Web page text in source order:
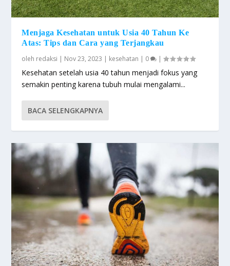
Menjaga Kesehatan untuk Usia 40 Tahun Ke
Atas: Tips dan Cara yang Terjangkau
oleh redaksi | Nov 23, 2023 | kesehatan | 0 |
Kesehatan setelah usia 40 tahun menjadi fokus yang
semakin penting karena tubuh mulai mengalami...
BACA SELENGKAPNYA